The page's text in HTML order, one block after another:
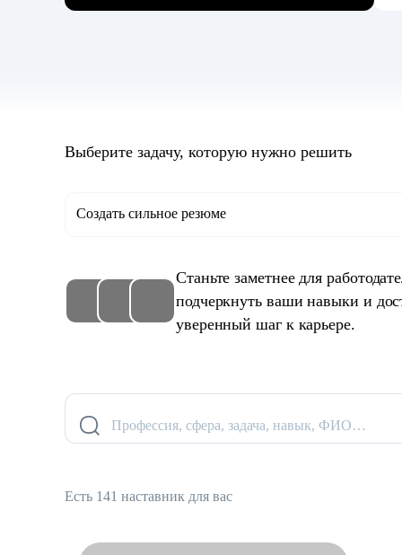
Выберите задачу, которую нужно решить
Создать сильное резюме
Станьте заметнее для
подчеркнуть ваши навыки и
уверенный шаг к карьере.
Профессия, сфера, задача, навык, ФИО…
Есть 141 наставник для вас